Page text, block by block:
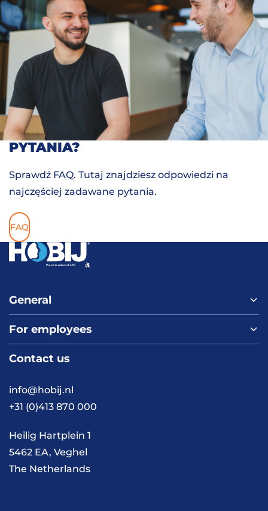
PYTANIA?
Sprawdź FAQ. Tutaj znajdziesz odpowiedzi na
najczęściej zadawane pytania.
FAQ
General
Home
About us
Contact
For employees
Vacancies
Work and living in the
Netherlands
inspiration
Contact us
info@hobij.nl
+31 (0)413 870 000
Heilig Hartplein 1
5462 EA, Veghel
The Netherlands